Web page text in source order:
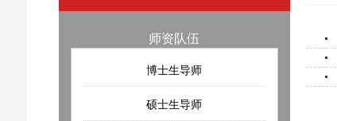
师资队伍
博士生导师
硕士生导师